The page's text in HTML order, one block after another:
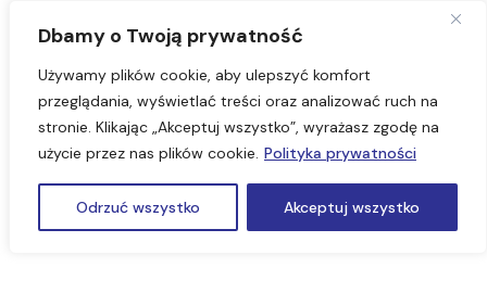
Dbamy o Twoją prywatność
Używamy plików cookie, aby ulepszyć komfort
przeglądania, wyświetlać treści oraz analizować ruch na
stronie. Klikając „Akceptuj wszystko”, wyrażasz zgodę na
użycie przez nas plików cookie. Polityka prywatności
Odrzuć wszystko Akceptuj wszystko